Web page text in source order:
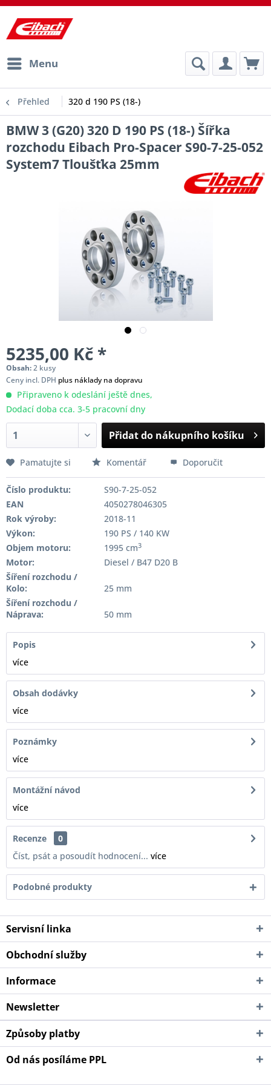
Menu
Přehled 320 d 190 PS (18-)
BMW 3 (G20) 320 D 190 PS (18-) Šířka
rozchodu Eibach Pro-Spacer S90-7-25-052
System7 Tloušťka 25mm
5235,00 Kč *
Obsah:2 kusy
Ceny incl. DPH plus náklady na dopravu
Připraveno k odeslání ještě dnes,
Dodací doba cca. 3-5 pracovní dny
Přidat do nákupního košíku
Pamatujte si Komentář Doporučit
Číslo produktu:
S90-7-25-052
EAN
4050278046305
Rok výroby:
2018-11
Výkon:
190 PS / 140 KW
Objem motoru:
1995 cm3
Motor:
Diesel / B47 D20 B
Šíření rozchodu /
Kolo:
25 mm
Šíření rozchodu /
Náprava:
50 mm
Popis
více
Obsah dodávky
více
Poznámky
více
Montážní návod
více
Recenze
0
Číst, psát a posoudít hodnocení... více
Podobné produkty
Servisní linka
Obchodní služby
Informace
Newsletter
Způsoby platby
Od nás posíláme PPL